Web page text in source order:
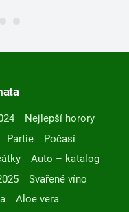
Nejlepší horory
Partie
Počasí
Auto – katalog
Svařené víno
Aloe vera